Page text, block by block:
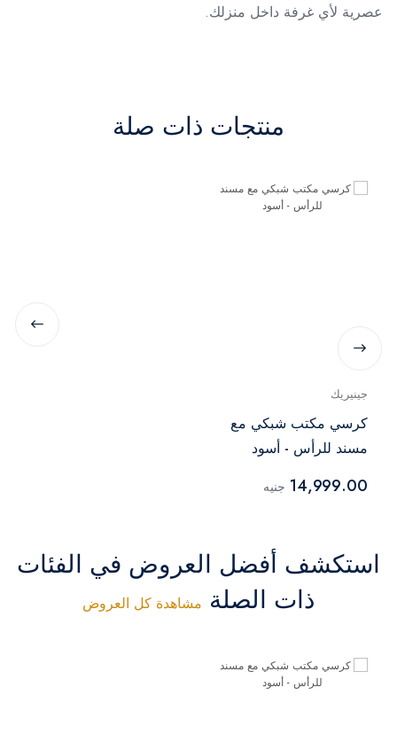
عصرية لأي غرفة داخل منزلك.
منتجات ذات صلة
جينيريك
كرسي مكتب شبكي مع
مسند للرأس - أسود
14,999.00 جنيه
استكشف أفضل العروض في الفئات
ذات الصلة مشاهدة كل العروض